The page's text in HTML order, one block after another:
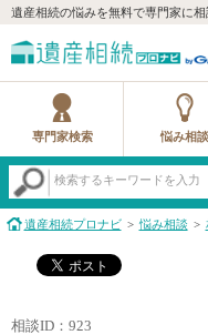
遺産相続の悩みを無料で専門家に相
専門家検索 悩み相談
検索するキーワードを入力
遺産相続プロナビ 悩み相談
相談ID：923